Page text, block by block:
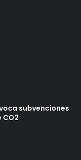
subvenciones